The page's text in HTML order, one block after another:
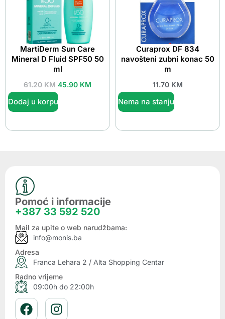
MartiDerm Sun Care
Mineral D Fluid SPF50 50
ml
61.20KM 45.90 KM
Dodaj u korpu
Curaprox DF 834
navošteni zubni konac 50
m
11.70 KM
Nema na stanju
Pomoć i informacije
+387 33 592 520
Mail za upite o web narudžbama:
info@monis.ba
Adresa
Franca Lehara 2 / Alta Shopping Centar
Radno vrijeme
09:00h do 22:00h